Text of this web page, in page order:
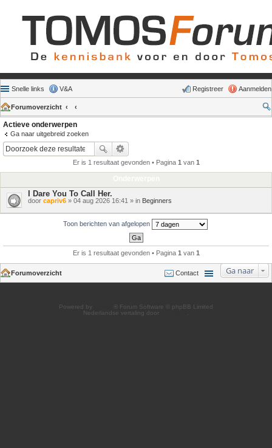
Snelle links V&A Aanmelden
Registreer
Forumoverzicht
Actieve onderwerpen
Ga naar uitgebreid zoeken
Er is 1 resultaat gevonden • Pagina 1 van 1
I Dare You To Call Her.
door capriv6 » 04 aug 2026 16:41 » in Beginners
Toon berichten van afgelopen
Er is 1 resultaat gevonden • Pagina 1 van 1
Ga naar
Forumoverzicht Contact
Powered by
® Forum Software © phpBB Limited
Nederlandse vertaling door